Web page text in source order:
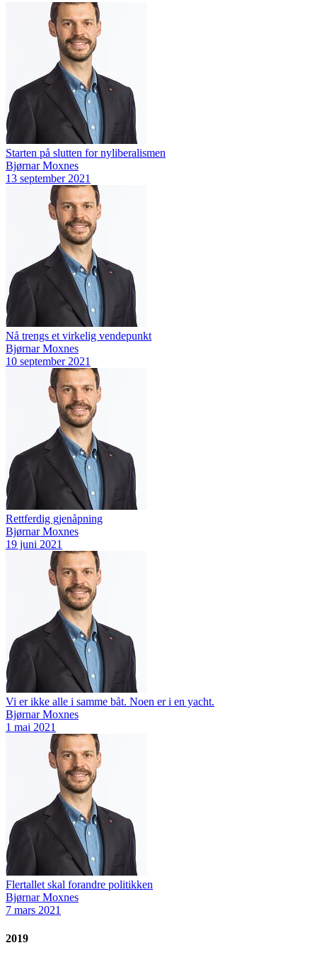
Starten på slutten for nyliberalismen
Bjørnar Moxnes
13 september 2021
Nå trengs et virkelig vendepunkt
Bjørnar Moxnes
10 september 2021
Rettferdig gjenåpning
Bjørnar Moxnes
19 juni 2021
Vi er ikke alle i samme båt. Noen er i en yacht.
Bjørnar Moxnes
1 mai 2021
Flertallet skal forandre politikken
Bjørnar Moxnes
7 mars 2021
2019